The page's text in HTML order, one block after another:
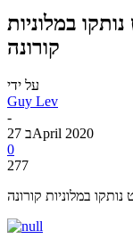
במלוניות
קורונה
על ידי
Guy Lev
-
27 בApril 2020
0
277
במלוניות קורונה